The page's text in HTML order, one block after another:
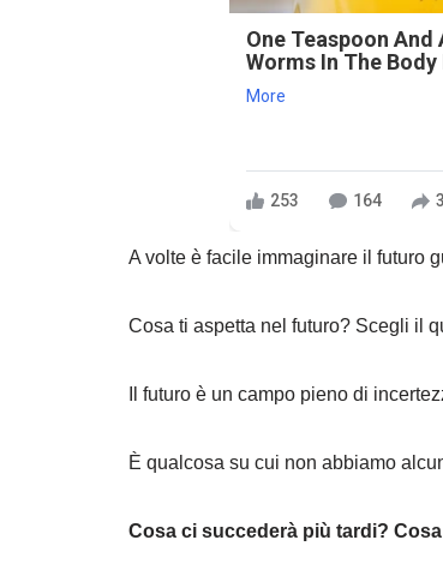
One Teaspoon And
Worms In The
More
253 164
A volte è facile immaginare il futuro
Cosa ti aspetta nel futuro? Scegli il
Il futuro è un campo pieno di
È qualcosa su cui non abbiamo
Cosa ci succederà più tardi?